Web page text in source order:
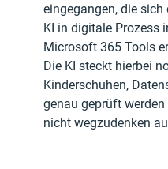
eingegangen, die
KI in digitale Prozess
Microsoft 365 Tools
Die KI steckt hierbei
Kinderschuhen,
genau geprüft
nicht wegzudenken